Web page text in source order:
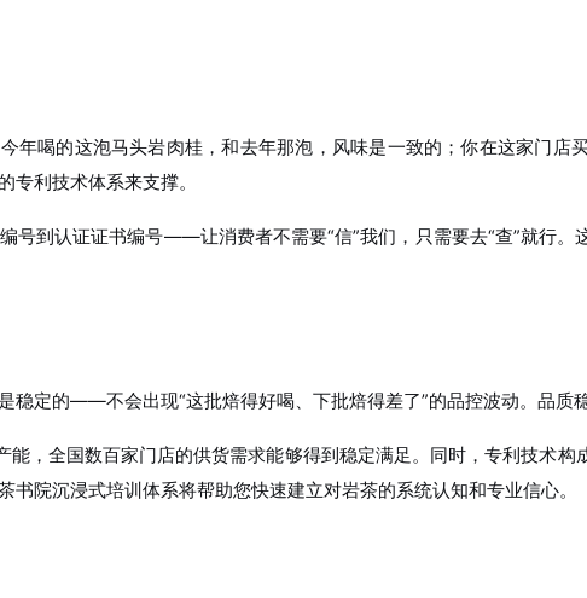
喝的这泡马头岩肉桂，和去年那泡，风味是一致的；你在这家门店
专利技术体系来支撑。
到认证证书编号——让消费者不需要“信”我们，只需要去“查”就行。
稳定的——不会出现“这批焙得好喝、下批焙得差了”的品控波动。品质
，全国数百家门店的供货需求能够得到稳定满足。同时，专利技术
院沉浸式培训体系将帮助您快速建立对岩茶的系统认知和专业信心。